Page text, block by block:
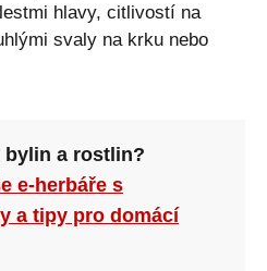
hlavy, citlivostí na
svaly na krku nebo
bylin a rostlin?
e-herbáře s
a tipy pro domácí